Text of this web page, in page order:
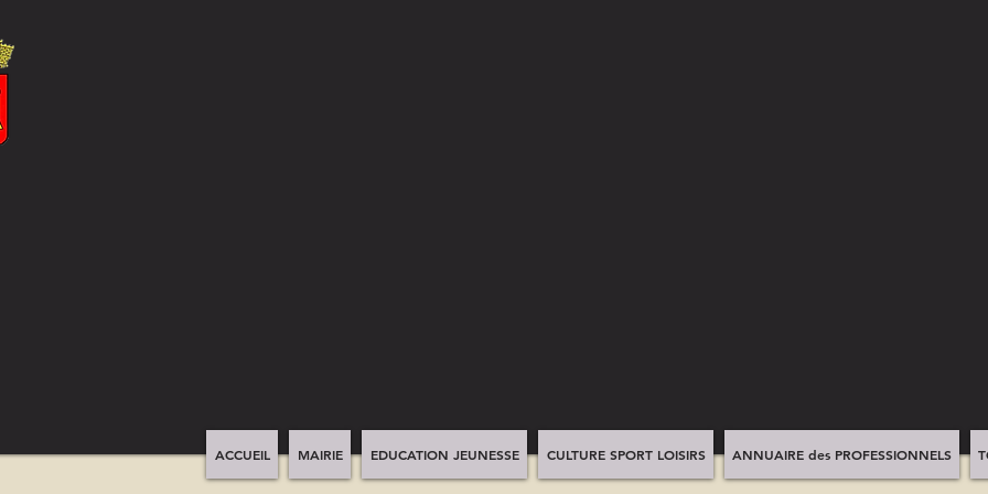
ACCUEIL MAIRIE EDUCATION JEUNESSE CULTURE SPORT LOISIRS ANNUAIRE des PROFESSIONNELS